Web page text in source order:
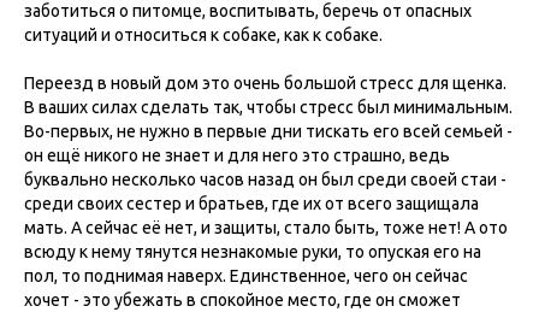
заботиться о питомце, воспитывать, беречь от опасных
ситуаций и относиться к собаке, как к собаке.
Переезд в новый дом это очень большой стресс для щенка.
В ваших силах сделать так, чтобы стресс был минимальным.
Во-первых, не нужно в первые дни тискать его всей семьей -
он ещё никого не знает и для него это страшно, ведь
буквально несколько часов назад он был среди своей стаи -
среди своих сестер и братьев, где их от всего защищала
мать. А сейчас её нет, и защиты, стало быть, тоже нет! А ото
всюду к нему тянутся незнакомые руки, то опуская его на
пол, то поднимая наверх. Единственное, чего он сейчас
хочет - это убежать в спокойное место, где он сможет